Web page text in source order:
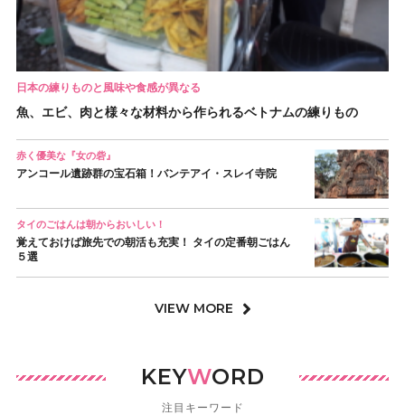
日本の練りものと風味や食感が異なる
魚、エビ、肉と様々な材料から作られるベトナムの練りもの
赤く優美な『女の砦』
アンコール遺跡群の宝石箱！バンテアイ・スレイ寺院
タイのごはんは朝からおいしい！
覚えておけば旅先での朝活も充実！ タイの定番朝ごはん
５選
VIEW MORE
KEYWORD
注目キーワード